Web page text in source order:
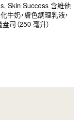
Skin Success 含維他
牛奶，膚色調理乳液，
司（250 毫升）